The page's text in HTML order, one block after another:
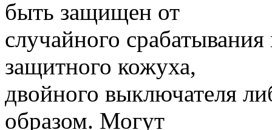
быть защищен от
случайного
защитного кожуха,
двойного выключателя
образом. Могут